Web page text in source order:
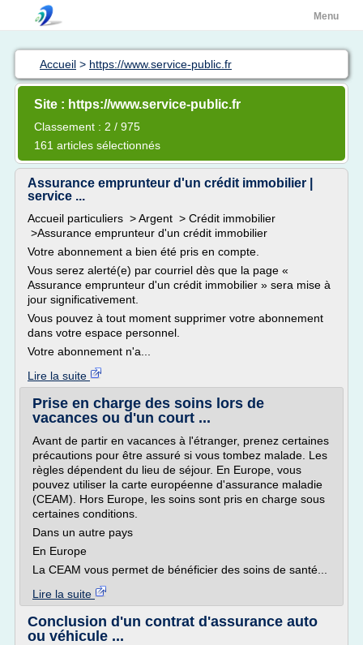
Menu
Accueil > https://www.service-public.fr
Site : https://www.service-public.fr
Classement : 2 / 975
161 articles sélectionnés
Assurance emprunteur d'un crédit immobilier |
service ...
Accueil particuliers > Argent > Crédit immobilier
>Assurance emprunteur d'un crédit immobilier
Votre abonnement a bien été pris en compte.
Vous serez alerté(e) par courriel dès que la page «
Assurance emprunteur d'un crédit immobilier » sera mise à
jour significativement.
Vous pouvez à tout moment supprimer votre abonnement
dans votre espace personnel.
Votre abonnement n'a...
Lire la suite
Prise en charge des soins lors de
vacances ou d'un court ...
Avant de partir en vacances à l'étranger, prenez certaines
précautions pour être assuré si vous tombez malade. Les
règles dépendent du lieu de séjour. En Europe, vous
pouvez utiliser la carte européenne d'assurance maladie
(CEAM). Hors Europe, les soins sont pris en charge sous
certaines conditions.
Dans un autre pays
En Europe
La CEAM vous permet de bénéficier des soins de santé...
Lire la suite
Conclusion d'un contrat d'assurance auto
ou véhicule ...